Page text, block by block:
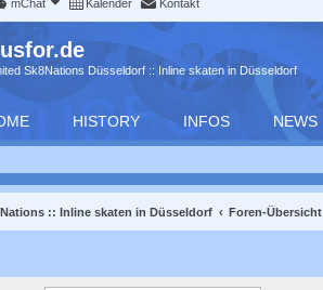
mChat Kalender Kontakt
Sk8Nations Düsseldorf :: Inline skaten in Düsseldorf
HISTORY INFOS NEWS
:: Inline skaten in Düsseldorf Foren-Übersicht